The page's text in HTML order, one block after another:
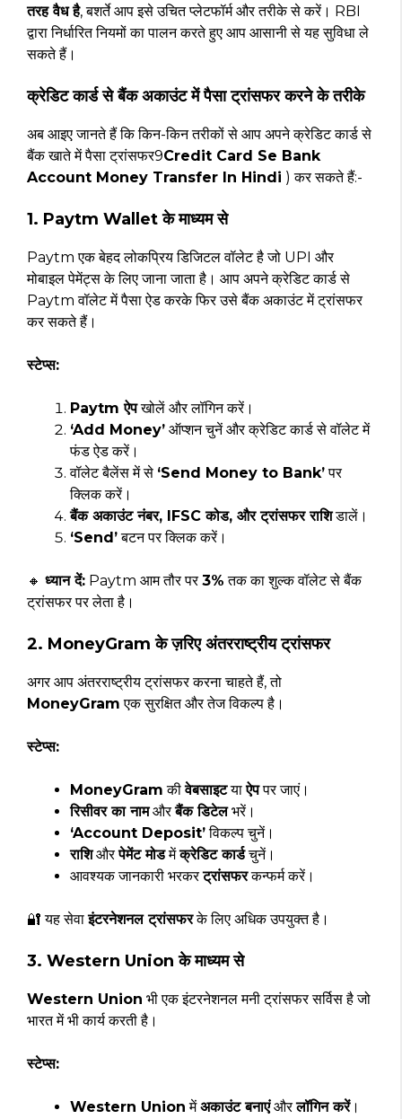
तरह वैध है, बशर्ते आप इसे उचित प्लेटफॉर्म और तरीके से करें। RBI
द्वारा निर्धारित नियमों का पालन करते हुए आप आसानी से यह सुविधा ले
सकते हैं।
क्रेडिट कार्ड से बैंक अकाउंट में पैसा ट्रांसफर करने के तरीके
अब आइए जानते हैं कि किन-किन तरीकों से आप अपने क्रेडिट कार्ड से
बैंक खाते में पैसा ट्रांसफर9Credit Card Se Bank
Account Money Transfer In Hindi ) कर सकते हैं:-
1. Paytm Wallet के माध्यम से
Paytm एक बेहद लोकप्रिय डिजिटल वॉलेट है जो UPI और
मोबाइल पेमेंट्स के लिए जाना जाता है। आप अपने क्रेडिट कार्ड से
Paytm वॉलेट में पैसा ऐड करके फिर उसे बैंक अकाउंट में ट्रांसफर
कर सकते हैं।
स्टेप्स:
Paytm ऐपखोलें और लॉगिन करें।
‘Add Money’ ऑप्शन चुनें और क्रेडिट कार्ड से वॉलेट में
फंड ऐड करें।
वॉलेट बैलेंस में से ‘Send Money to Bank’पर
क्लिक करें।
बैंक अकाउंट नंबर, IFSC कोड, और ट्रांसफर राशिडालें।
‘Send’बटन पर क्लिक करें।
🔸 ध्यान दें: Paytm आम तौर पर3% तक का शुल्क वॉलेट से बैंक
ट्रांसफर पर लेता है।
2. MoneyGram के ज़रिए अंतरराष्ट्रीय ट्रांसफर
अगर आप अंतरराष्ट्रीय ट्रांसफर करना चाहते हैं, तो
MoneyGram एक सुरक्षित और तेज विकल्प है।
स्टेप्स:
MoneyGram कीवेबसाइटयाऐपपर जाएं।
रिसीवर का नामऔरबैंक डिटेलभरें।
‘Account Deposit’विकल्प चुनें।
राशिऔरपेमेंट मोडमेंक्रेडिट कार्डचुनें।
आवश्यक जानकारी भरकरट्रांसफरकन्फर्म करें।
🔐 यह सेवाइंटरनेशनल ट्रांसफरके लिए अधिक उपयुक्त है।
3. Western Union के माध्यम से
Western Union भी एक इंटरनेशनल मनी ट्रांसफर सर्विस है जो
भारत में भी कार्य करती है।
स्टेप्स:
Western Union मेंअकाउंट बनाएंऔरलॉगिन करें।